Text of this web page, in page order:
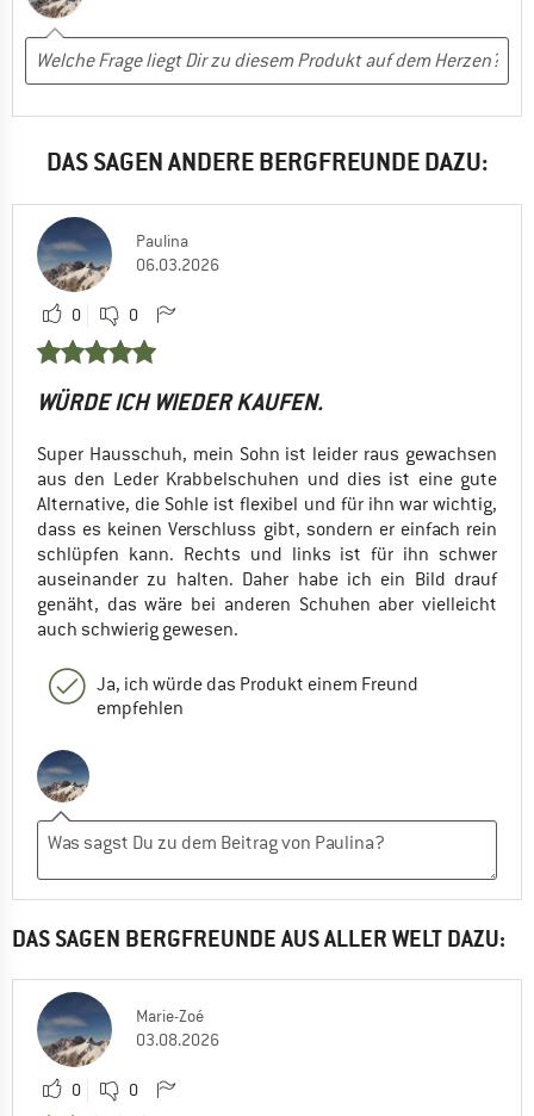
DAS SAGEN ANDERE BERGFREUNDE DAZU:
Paulina
06.03.2026
0 0
WÜRDE ICH WIEDER KAUFEN.
Super Hausschuh, mein Sohn ist leider raus gewachsen
aus den Leder Krabbelschuhen und dies ist eine gute
Alternative, die Sohle ist flexibel und für ihn war wichtig,
dass es keinen Verschluss gibt, sondern er einfach rein
schlüpfen kann. Rechts und links ist für ihn schwer
auseinander zu halten. Daher habe ich ein Bild drauf
genäht, das wäre bei anderen Schuhen aber vielleicht
auch schwierig gewesen.
Ja, ich würde das Produkt einem Freund
empfehlen
DAS SAGEN BERGFREUNDE AUS ALLER WELT DAZU:
Marie-Zoé
03.08.2026
0 0